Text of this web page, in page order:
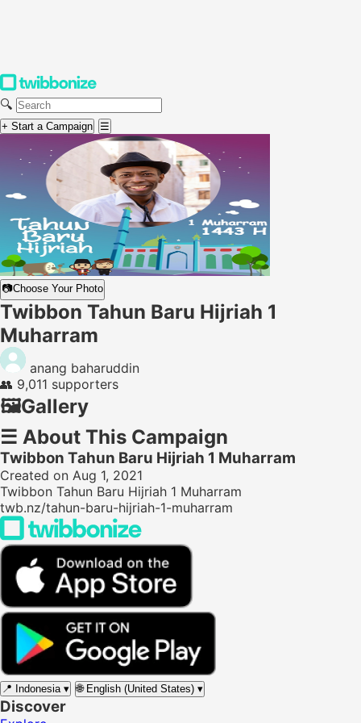
🔍
+ Start a Campaign ☰
📷Choose Your Photo
Twibbon Tahun Baru Hijriah 1
Muharram
anang baharuddin
👥 9,011 supporters
🖼️Gallery
☰ About This Campaign
Twibbon Tahun Baru Hijriah 1 Muharram
Created on Aug 1, 2021
Twibbon Tahun Baru Hijriah 1 Muharram
twb.nz/tahun-baru-hijriah-1-muharram
📍 Indonesia ▾ 🌐 English (United States) ▾
Discover